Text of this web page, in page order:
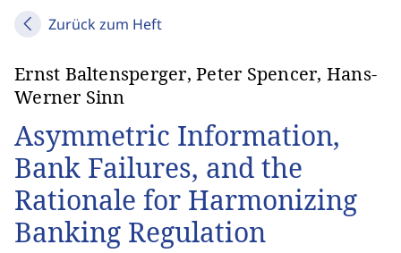
Zurück zum Heft
Ernst Baltensperger, Peter Spencer, Hans-
Werner Sinn
Asymmetric Information,
Bank Failures, and the
Rationale for Harmonizing
Banking Regulation